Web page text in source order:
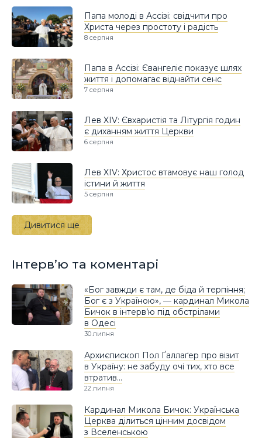
Папа молоді в Ассізі: свідчити про
Христа через простоту і радість
8 серпня
Папа в Ассізі: Євангеліє показує шлях
життя і допомагає віднайти сенс
7 серпня
Лев XIV: Євхаристія та Літургія годин
є диханням життя Церкви
6 серпня
Лев XIV: Христос втамовує наш голод
істини й життя
5 серпня
Дивитися ще
Інтерв’ю та коментарі
«Бог завжди є там, де біда й терпіння;
Бог є з Україною», — кардинал Микола
Бичок в інтерв’ю під обстрілами
в Одесі
30 липня
Архиєпископ Пол Ґаллаґер про візит
в Україну: не забуду очі тих, хто все
втратив…
22 липня
Кардинал Микола Бичок: Українська
Церква ділиться цінним досвідом
з Вселенською